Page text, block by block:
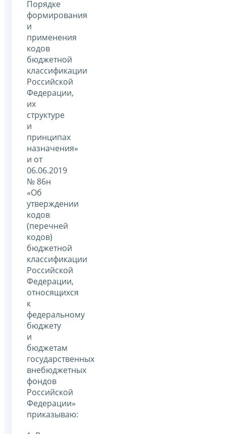
Порядке
формирования
и
применения
кодов
бюджетной
классификации
Российской
Федерации,
их
структуре
и
принципах
назначения»
и от
06.06.2019
№ 86н
«Об
утверждении
кодов
(перечней
кодов)
бюджетной
классификации
Российской
Федерации,
относящихся
к
федеральному
бюджету
и
бюджетам
государственных
внебюджетных
фондов
Российской
Федерации»
приказываю: